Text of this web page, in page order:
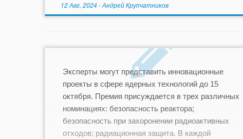
12 Авг, 2024 -Андрей Крупчатников
Эксперты могут представить инновационные
проекты в сфере ядерных технологий до 15
октября. Премия присуждается в трех различных
номинациях: безопасность реактора;
безопасность при захоронении радиоактивных
отходов; радиационная защита. В каждой